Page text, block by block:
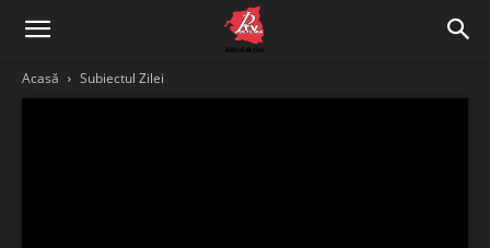
Acasă Subiectul Zilei